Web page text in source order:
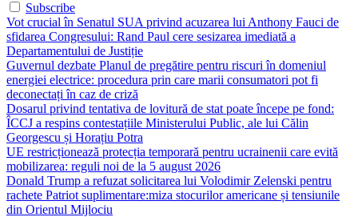
Subscribe
Vot crucial în Senatul SUA privind acuzarea lui Anthony Fauci de
sfidarea Congresului: Rand Paul cere sesizarea imediată a
Departamentului de Justiție
Guvernul dezbate Planul de pregătire pentru riscuri în domeniul
energiei electrice: procedura prin care marii consumatori pot fi
deconectați în caz de criză
Dosarul privind tentativa de lovitură de stat poate începe pe fond:
ÎCCJ a respins contestațiile Ministerului Public, ale lui Călin
Georgescu și Horațiu Potra
UE restricționează protecția temporară pentru ucrainenii care evită
mobilizarea: reguli noi de la 5 august 2026
Donald Trump a refuzat solicitarea lui Volodimir Zelenski pentru
rachete Patriot suplimentare:miza stocurilor americane și tensiunile
din Orientul Mijlociu